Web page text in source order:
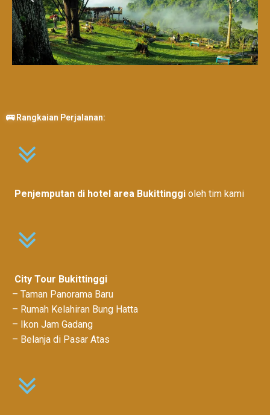
🚌 Rangkaian Perjalanan:
Penjemputan di hotel area Bukittinggi oleh tim kami
City Tour Bukittinggi
– Taman Panorama Baru
– Rumah Kelahiran Bung Hatta
– Ikon Jam Gadang
– Belanja di Pasar Atas